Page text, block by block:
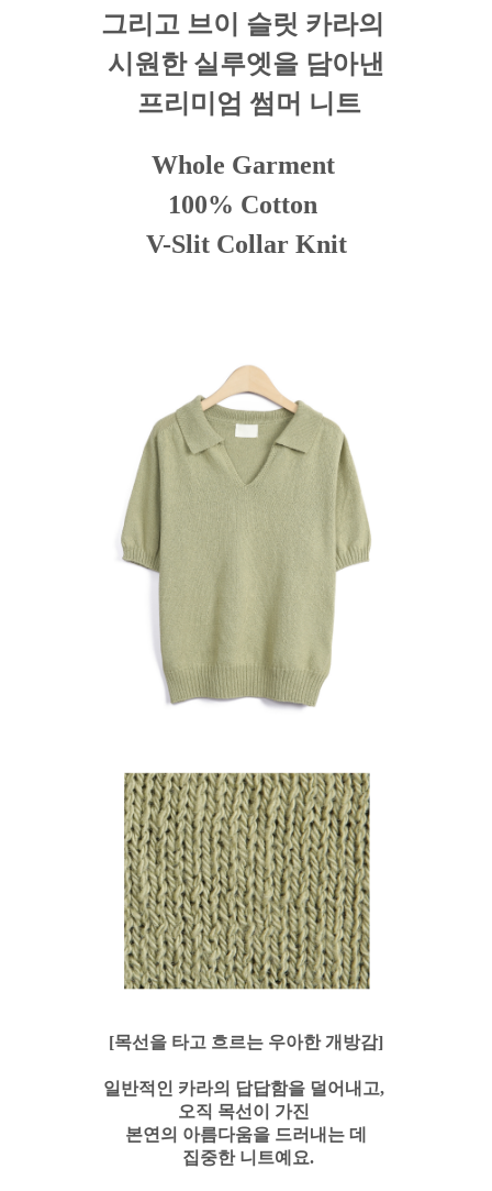
그리고 브이 슬릿 카라의
시원한 실루엣을 담아낸
프리미엄 썸머 니트
Whole Garment
100% Cotton
V-Slit Collar Knit
[목선을 타고 흐르는 우아한 개방감]
일반적인 카라의 답답함을 덜어내고,
오직 목선이 가진
본연의 아름다움을 드러내는 데
집중한 니트예요.